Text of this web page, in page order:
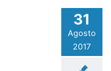
31
Agosto
2017